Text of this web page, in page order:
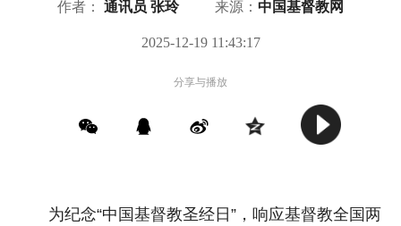
作者： 通讯员 张玲 来源： 中国基督教网
2025-12-19 11:43:17
分享与播放
为纪念“中国基督教圣经日”，响应基督教全国两